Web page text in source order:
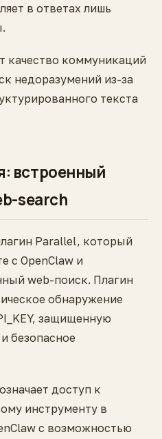
в ответах лишь
качество коммуникаций
недоразумений из-за
текста
встроенный
search
Parallel, который
с OpenClaw и
web-поиск. Плагин
обнаружение
защищенную
безопасное
доступ к
инструменту в
с возможностью